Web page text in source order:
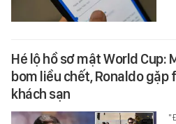
Hé lộ hồ sơ mật World Cup:
bom liều chết, Ronaldo gặp
khách sạn